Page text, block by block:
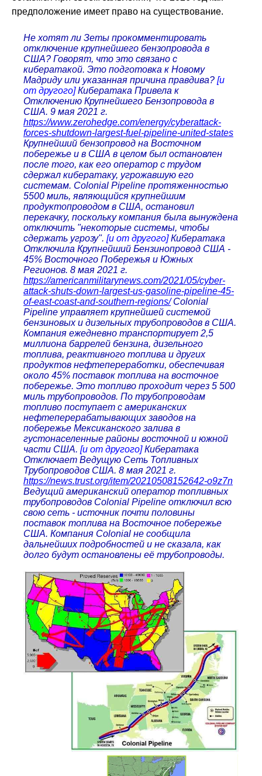
предположение имеет право на существование.
Не хотят ли Зеты прокомментировать
отключение крупнейшего бензопровода в
США? Говорят, что это связано с
кибератакой. Это подготовка к Новому
Мадриду или указанная причина правдива? [и
от другого] Кибератака Привела к
Отключению Крупнейшего Бензопровода в
США. 9 мая 2021 г.
https://www.zerohedge.com/energy/cyberattack-
forces-shutdown-largest-fuel-pipeline-united-states
Крупнейший бензопровод на Восточном
побережье и в США в целом был остановлен
после того, как его оператор с трудом
сдержал кибератаку, угрожавшую его
системам. Colonial Pipeline протяженностью
5500 миль, являющийся крупнейшим
продуктопроводом в США, остановил
перекачку, поскольку компания была вынуждена
отключить "некоторые системы, чтобы
сдержать угрозу". [и от другого] Кибератака
Отключила Крупнейший Бензинопровод США -
45% Восточного Побережья и Южных
Регионов. 8 мая 2021 г.
https://americanmilitarynews.com/2021/05/cyber-
attack-shuts-down-largest-us-gasoline-pipeline-45-
of-east-coast-and-southern-regions/Colonial
Pipeline управляет крупнейшей системой
бензиновых и дизельных трубопроводов в США.
Компания ежедневно транспортирует 2,5
миллиона баррелей бензина, дизельного
топлива, реактивного топлива и других
продуктов нефтепереработки, обеспечивая
около 45% поставок топлива на восточное
побережье. Это топливо проходит через 5 500
миль трубопроводов. По трубопроводам
топливо поступает с американских
нефтеперерабатывающих заводов на
побережье Мексиканского залива в
густонаселенные районы восточной и южной
части США. [и от другого] Кибератака
Отключает Ведущую Сеть Топливных
Трубопроводов США. 8 мая 2021 г.
https://news.trust.org/item/20210508152642-o9z7n
Ведущий американский оператор топливных
трубопроводов Colonial Pipeline отключил всю
свою сеть - источник почти половины
поставок топлива на Восточное побережье
США. Компания Colonial не сообщила
дальнейших подробностей и не сказала, как
долго будут остановлены её трубопроводы.